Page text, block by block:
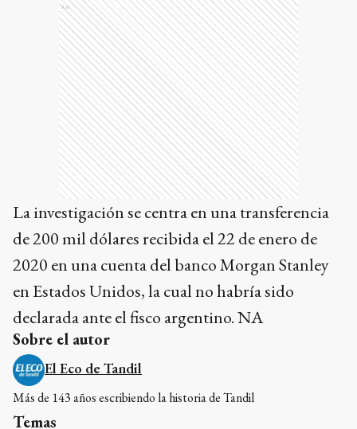
Ads
La investigación se centra en una transferencia
de 200 mil dólares recibida el 22 de enero de
2020 en una cuenta del banco Morgan Stanley
en Estados Unidos, la cual no habría sido
declarada ante el fisco argentino. NA
Sobre el autor
El Eco de Tandil
Más de 143 años escribiendo la historia de Tandil
Temas